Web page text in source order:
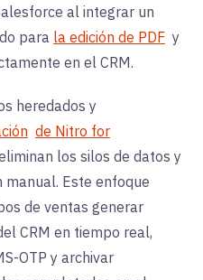
al integrar un
para la edición de PDF y
en el CRM.
heredados y
de Nitro for
los silos de datos y
manual. Este enfoque
de ventas generar
CRM en tiempo real,
OTP y archivar